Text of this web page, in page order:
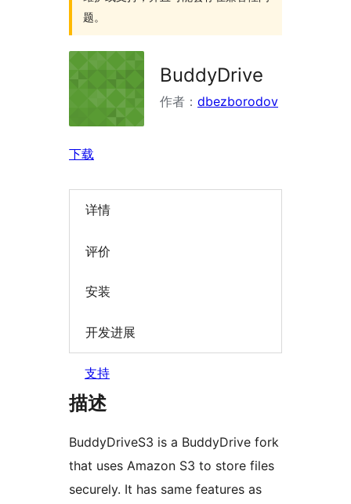
题。
BuddyDrive
作者： dbezborodov
下载
详情
评价
安装
开发进展
支持
描述
BuddyDriveS3 is a BuddyDrive fork
that uses Amazon S3 to store files
securely. It has same features as